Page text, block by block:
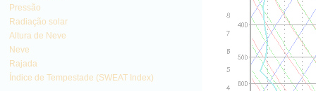
Pressão
Radiação solar
Altura de Neve
Neve
Rajada
Índice de Tempestade (SWEAT Index)